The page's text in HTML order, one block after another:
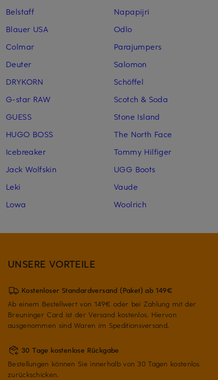
Belstaff
Blauer USA
Colmar
Deuter
DRYKORN
G-star RAW
GUESS
HUGO BOSS
Icebreaker
Jack Wolfskin
Leki
Lowa
Napapijri
Odlo
Parajumpers
Salomon
Schöffel
Scotch & Soda
Stone Island
The North Face
Tommy Hilfiger
UGG Boots
Vaude
Woolrich
UNSERE VORTEILE
Kostenloser Standardversand (Paket) ab 149€
Ab einem Bestellwert von 149€ oder bei Zahlung mit der
Breuninger Card ist der Versand kostenlos. Hiervon
ausgenommen sind Waren im Speditionsversand.
30 Tage kostenlose Rückgabe
Bestellungen können Sie innerhalb von 30 Tagen kostenlos
zurückschicken.